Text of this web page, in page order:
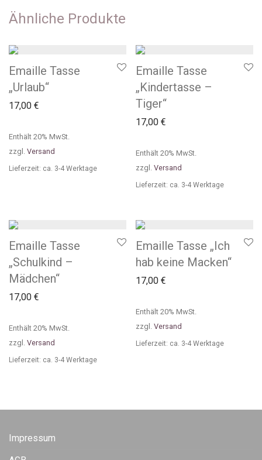
Ähnliche Produkte
Emaille Tasse
„Urlaub“
17,00 €
Enthält 20% MwSt.
zzgl. Versand
Lieferzeit: ca. 3-4 Werktage
Emaille Tasse
„Kindertasse –
Tiger“
17,00 €
Enthält 20% MwSt.
zzgl. Versand
Lieferzeit: ca. 3-4 Werktage
Emaille Tasse
„Schulkind –
Mädchen“
17,00 €
Enthält 20% MwSt.
zzgl. Versand
Lieferzeit: ca. 3-4 Werktage
Emaille Tasse „Ich
hab keine Macken“
17,00 €
Enthält 20% MwSt.
zzgl. Versand
Lieferzeit: ca. 3-4 Werktage
Impressum